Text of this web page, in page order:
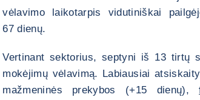
vėlavimo laikotarpis vidutiniškai
67 dienų.
Vertinant sektorius, septyni iš 13 tirtų
mokėjimų vėlavimą. Labiausiai
mažmeninės prekybos (+15 dienų),